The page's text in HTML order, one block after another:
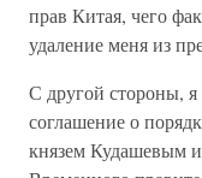
прав Китая, чего
удаление меня из
С другой стороны, я
соглашение о
князем Кудашевым